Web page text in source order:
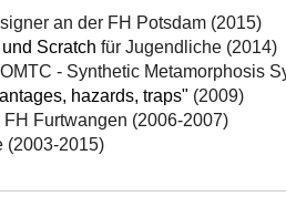
an der FH Potsdam (2015)
Scratch für Jugendliche (2014)
- Synthetic Metamorphosis
hazards, traps" (2009)
Furtwangen (2006-2007)
(2003-2015)